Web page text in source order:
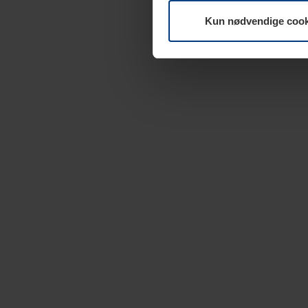
Kun nødvendige